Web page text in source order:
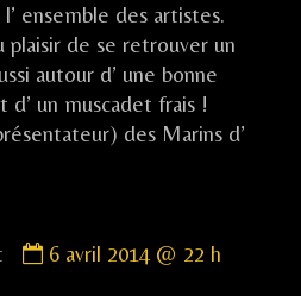
ensemble des artistes.
plaisir de se retrouver un
autour d’ une bonne
d’ un muscadet frais !
des Marins d’
by
6 avril 2014 @ 22 h